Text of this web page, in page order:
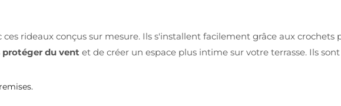
rideaux conçus sur mesure. Ils s'installent facilement grâce aux crochets
protéger du vent et de créer un espace plus intime sur votre terrasse. Ils